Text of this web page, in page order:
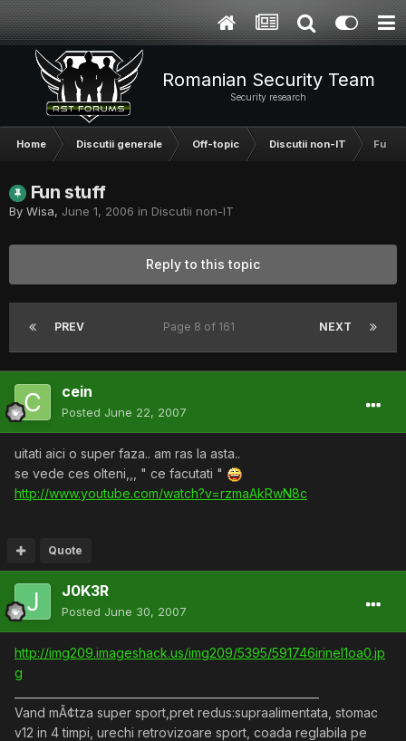
Romanian Security Team
Security research
Home Discutii generale Off-topic Discutii non-IT Fun
Fun stuff
By Wisa, June 1, 2006 in Discutii non-IT
Reply to this topic
PREV NEXT
Page 8 of 161
cein
Posted June 22, 2007
uitati aici o super faza.. am ras la asta..
se vede ces olteni,,, " ce facutati "
http://www.youtube.com/watch?v=rzmaAkRwN8c
Quote
J0K3R
Posted June 30, 2007
http://img209.imageshack.us/img209/5395/591746irinel1oa0.jp
g
Vand mÃ¢tza super sport,pret redus:supraalimentata, stomac
v12 in 4 timpi, urechi retrovizoare sport, coada reglabila pe